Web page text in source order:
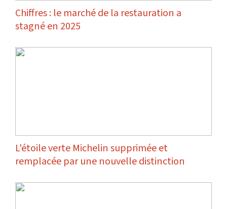
Chiffres : le marché de la restauration a
stagné en 2025
L'étoile verte Michelin supprimée et
remplacée par une nouvelle distinction